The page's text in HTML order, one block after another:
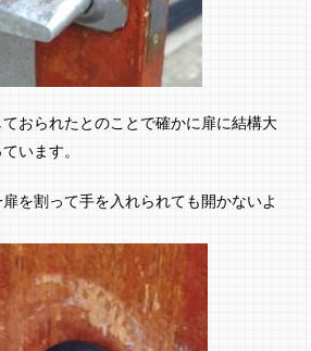
おられたとのことで確かに扉に結構大
います。
を割って手を入れられても開かないよ